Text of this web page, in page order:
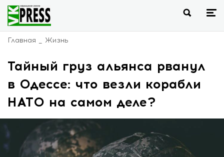
Главная Жизнь
Тайный груз альянса рванул
в Одессе: что везли корабли
НАТО на самом деле?